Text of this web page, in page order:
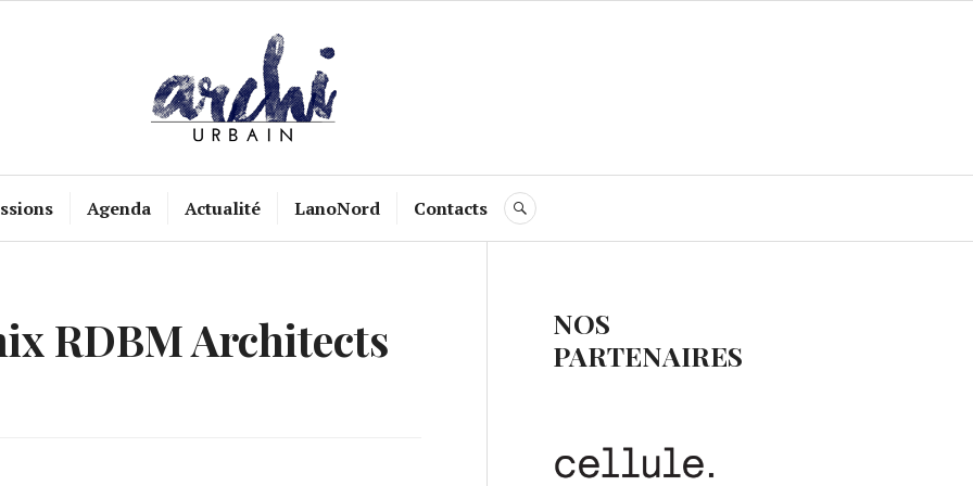
Agenda Actualité LanoNord Contacts RECHERCHE
RDBM Architects
NOS
PARTENAIRES